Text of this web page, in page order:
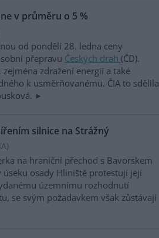
v průměru o 5 %
od pondělí 28. ledna ceny
přepravu Českých drah (ČD).
zdražení energií a také
k usměrňovanému. ČIA to sdělila
silnice na Strážný
)
na hraniční přechod s Bavorskem
úseku osady Hliniště protestují její
územnímu rozhodnutí
se svým požadavkem však zůstávají